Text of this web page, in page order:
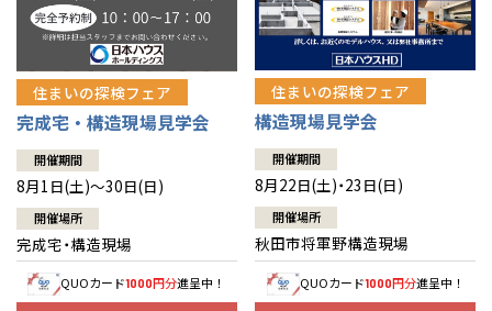
住まいの探検フェア
完成宅・構造現場見学会
開催期間
8月1日(土)～30日(日)
開催場所
完成宅・構造現場
QUOカード1000円分進呈中！
住まいの探検フェア
構造現場見学会
開催期間
8月22日(土)・23日(日)
開催場所
秋田市将軍野構造現場
QUOカード1000円分進呈中！
山口
徳島
高知
鹿児島
長崎
沖縄